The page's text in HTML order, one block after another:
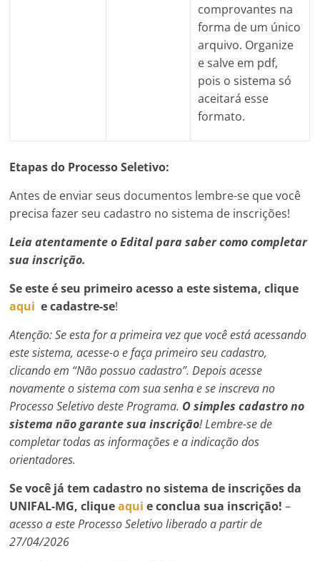
comprovantes na
forma de um único
arquivo. Organize
e salve em pdf,
pois o sistema só
aceitará esse
formato.
Etapas do Processo Seletivo:
Antes de enviar seus documentos lembre-se que você
precisa fazer seu cadastro no sistema de inscrições!
Leia atentamente o Edital para saber como completar
sua inscrição.
Se este é seu primeiro acesso a este sistema, clique
aqui e cadastre-se!
Atenção: Se esta for a primeira vez que você está acessando
este sistema, acesse-o e faça primeiro seu cadastro,
clicando em “Não possuo cadastro”. Depois acesse
novamente o sistema com sua senha e se inscreva no
Processo Seletivo deste Programa. O simples cadastro no
sistema não garante sua inscrição! Lembre-se de
completar todas as informações e a indicação dos
orientadores.
Se você já tem cadastro no sistema de inscrições da
UNIFAL-MG, cliqueaqui e conclua sua inscrição! –
acesso a este Processo Seletivo liberado a partir de
27/04/2026